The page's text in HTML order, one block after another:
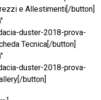
e Allestimenti[/button]
duster-2018-prova-
Tecnica[/button]
duster-2018-prova-
button]